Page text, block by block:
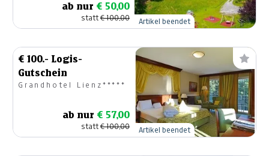
ab nur € 50,00
statt€ 100,00 Artikel beendet
€ 100.- Logis-
Gutschein
Grandhotel Lienz*****
ab nur € 57,00
statt€ 100,00 Artikel beendet